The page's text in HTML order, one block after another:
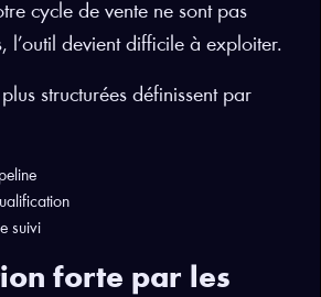
cycle de vente ne sont pas
l’outil devient difficile à exploiter.
structurées définissent par
suivi
forte par les